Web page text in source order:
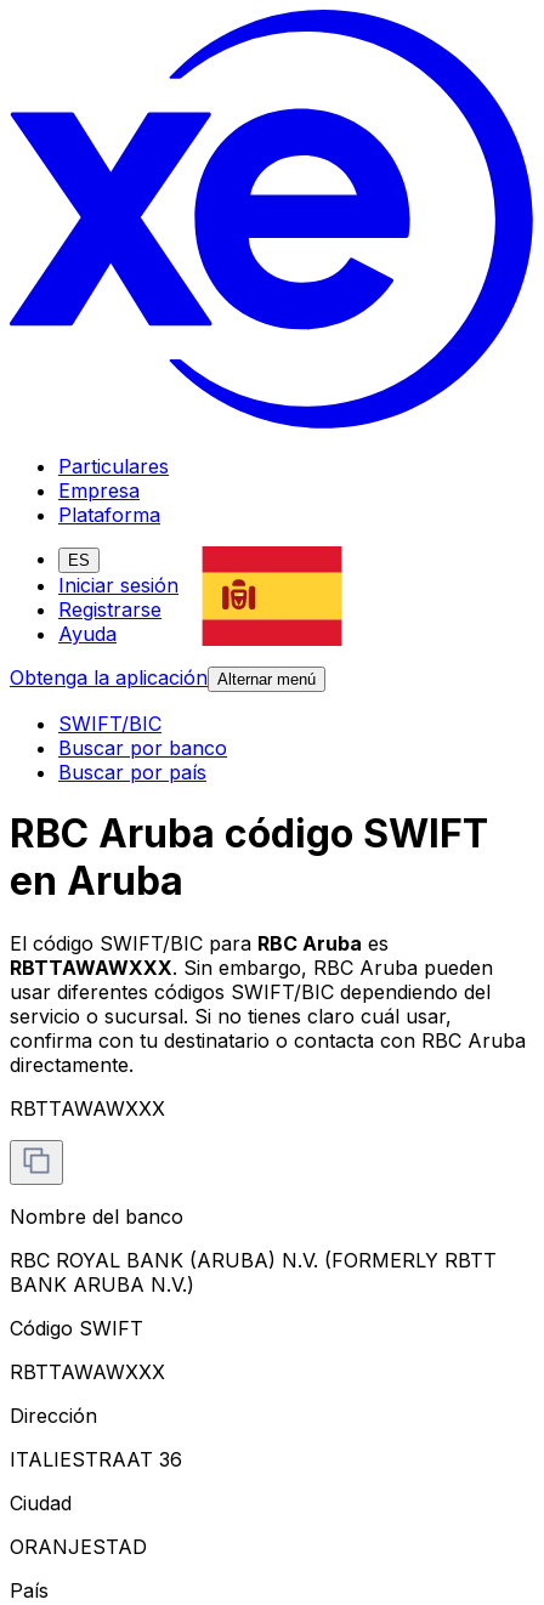
Particulares
Empresa
Plataforma
ES
Iniciar sesión
Registrarse
Ayuda
Obtenga la aplicación Alternar menú
SWIFT/BIC
Buscar por banco
Buscar por país
RBC Aruba código SWIFT
en Aruba
El código SWIFT/BIC para RBC Aruba es
RBTTAWAWXXX. Sin embargo, RBC Aruba pueden
usar diferentes códigos SWIFT/BIC dependiendo del
servicio o sucursal. Si no tienes claro cuál usar,
confirma con tu destinatario o contacta con RBC Aruba
directamente.
RBTTAWAWXXX
Nombre del banco
RBC ROYAL BANK (ARUBA) N.V. (FORMERLY RBTT
BANK ARUBA N.V.)
Código SWIFT
RBTTAWAWXXX
Dirección
ITALIESTRAAT 36
Ciudad
ORANJESTAD
País